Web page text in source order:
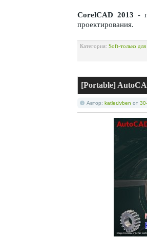
CorelCAD 2013 -
проектирования.
Категория: Soft-только
[Portable]
Автор: katler.ivben от